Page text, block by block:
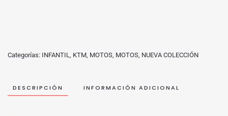
Categorías: INFANTIL, KTM, MOTOS, MOTOS, NUEVA COLECCIÓN
DESCRIPCIÓN INFORMACIÓN ADICIONAL